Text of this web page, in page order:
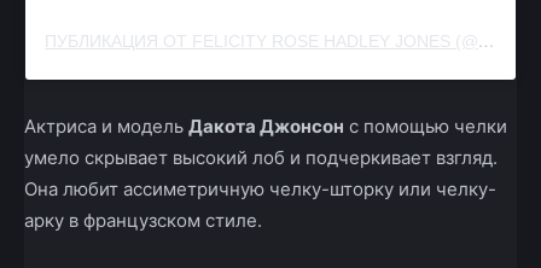
ПУБЛИКАЦИЯ ОТ FELICITY ROSE HADLEY JONES (@FELICITY.JONES)
Актриса и модель Дакота Джонсон с помощью челки
умело скрывает высокий лоб и подчеркивает взгляд.
Она любит ассиметричную челку-шторку или челку-
арку в французском стиле.